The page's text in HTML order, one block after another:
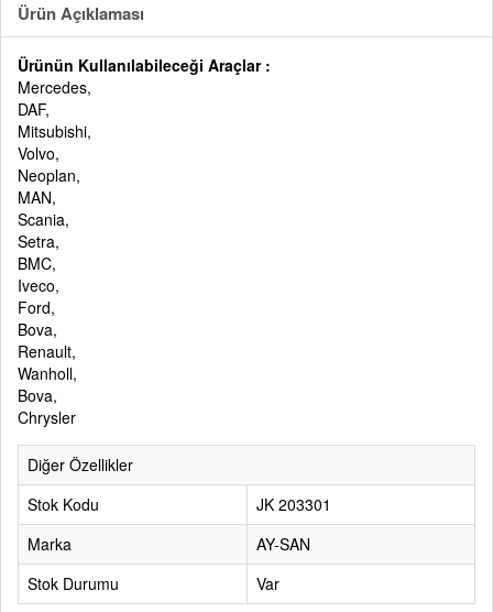
Ürün Açıklaması
Ürünün Kullanılabileceği Araçlar :
Mercedes,
DAF,
Mitsubishi,
Volvo,
Neoplan,
MAN,
Scania,
Setra,
BMC,
Iveco,
Ford,
Bova,
Renault,
Wanholl,
Bova,
Chrysler
Diğer Özellikler
Stok Kodu
JK 203301
Marka
AY-SAN
Stok Durumu
Var